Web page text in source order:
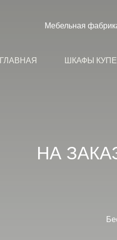
Мебельная
ГЛАВНАЯ ШКАФЫ КУПЕ
НА